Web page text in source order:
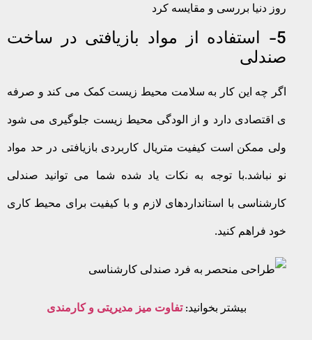
روز دنیا بررسی و مقایسه کرد
5- استفاده از مواد بازیافتی در ساخت
صندلی
اگر چه این کار به سلامت محیط زیست کمک می کند و صرفه
ی اقتصادی دارد و از الودگی محیط زیست جلوگیری می شود
ولی ممکن است کیفیت متریال کاربردی بازیافتی در حد مواد
نو نباشد.با توجه به نکات یاد شده شما می توانید صندلی
کارشناسی با استانداردهای لازم و با کیفیت برای محیط کاری
خود فراهم کنید.
بیشتر بخوانید:تفاوت میز مدیریتی و کارمندی